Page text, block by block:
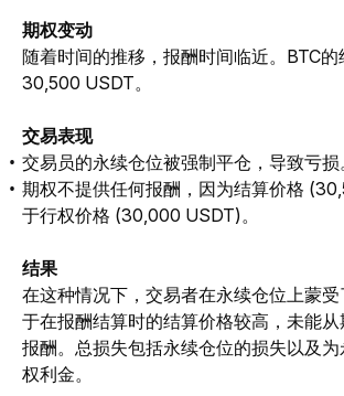
期权变动
随着时间的推移，报酬时间临近。BTC
30,500 USDT。
交易表现
交易员的永续仓位被强制平仓，导致亏损
期权不提供任何报酬，因为结算价格
于行权价格 (30,000 USDT)。
结果
在这种情况下，交易者在永续仓位上蒙
于在报酬结算时的结算价格较高，未能
报酬。总损失包括永续仓位的损失以及
权利金。